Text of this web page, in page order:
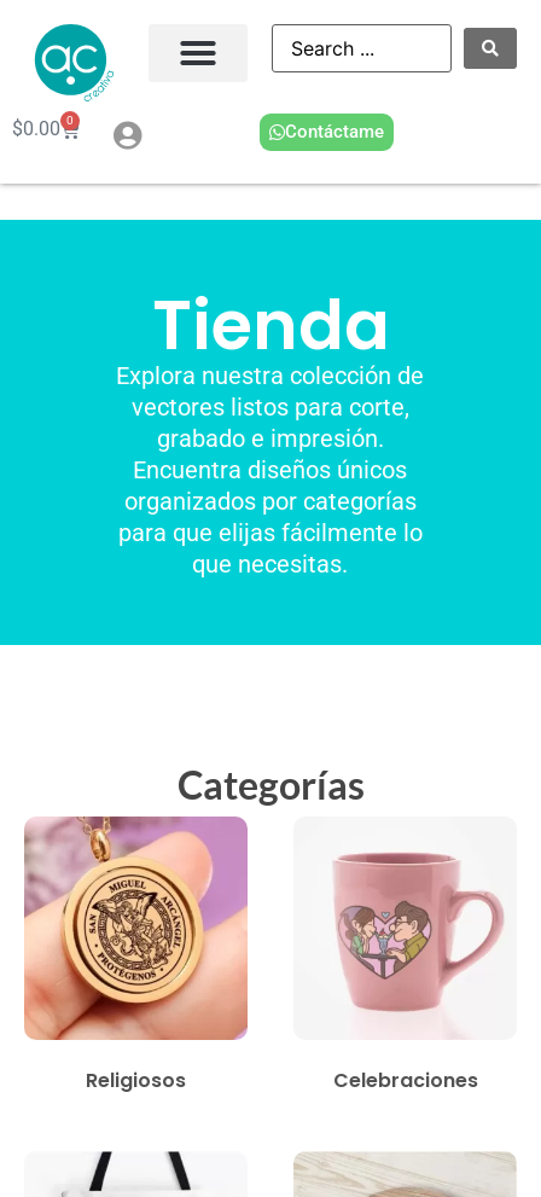
$0.00 0
Contáctame
Tienda
Explora nuestra colección de
vectores listos para corte,
grabado e impresión.
Encuentra diseños únicos
organizados por categorías
para que elijas fácilmente lo
que necesitas.
Categorías
Religiosos Celebraciones